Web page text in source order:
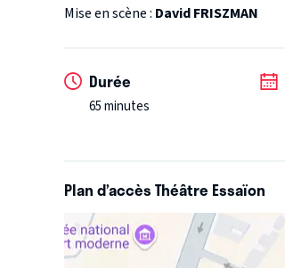
Mise en scène : David FRISZMAN
Durée
65 minutes
Plan d’accès Théâtre Essaïon